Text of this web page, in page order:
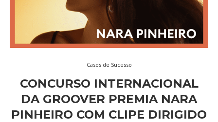
Casos de Sucesso
CONCURSO INTERNACIONAL
DA GROOVER PREMIA NARA
PINHEIRO COM CLIPE DIRIGIDO